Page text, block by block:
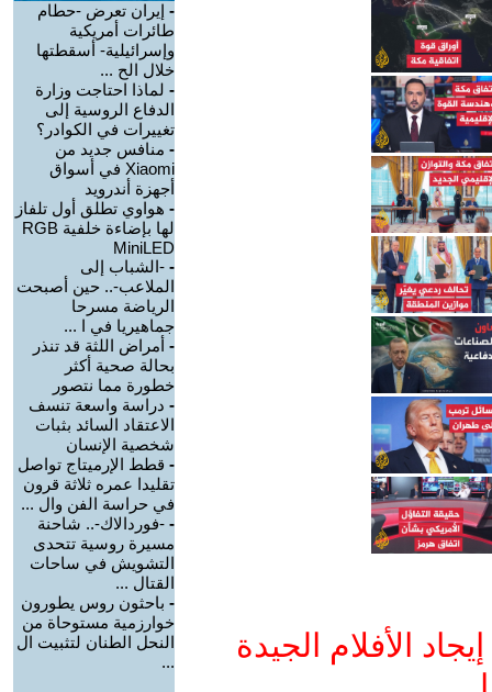
الأفلام الجيدة
- إيران تعرض -حطام
طائرات أمريكية
وإسرائيلية- أسقطتها
خلال الح ...
- لماذا احتاجت وزارة
الدفاع الروسية إلى
تغييرات في الكوادر؟
- منافس جديد من
Xiaomi في أسواق
أجهزة أندرويد
- هواوي تطلق أول تلفاز
لها بإضاءة خلفية RGB
MiniLED
- -الشباب إلى
الملاعب-.. حين أصبحت
الرياضة مسرحا
جماهيريا في ا ...
- أمراض اللثة قد تنذر
بحالة صحية أكثر
خطورة مما نتصور
- دراسة واسعة تنسف
الاعتقاد السائد بثبات
شخصية الإنسان
- قطط الإرميتاج تواصل
تقليدا عمره ثلاثة قرون
في حراسة الفن وال ...
- -فوردالاك-.. شاحنة
مسيرة روسية تتحدى
التشويش في ساحات
القتال ...
- باحثون روس يطورون
خوارزمية مستوحاة من
النحل الطنان لتثبيت ال
...